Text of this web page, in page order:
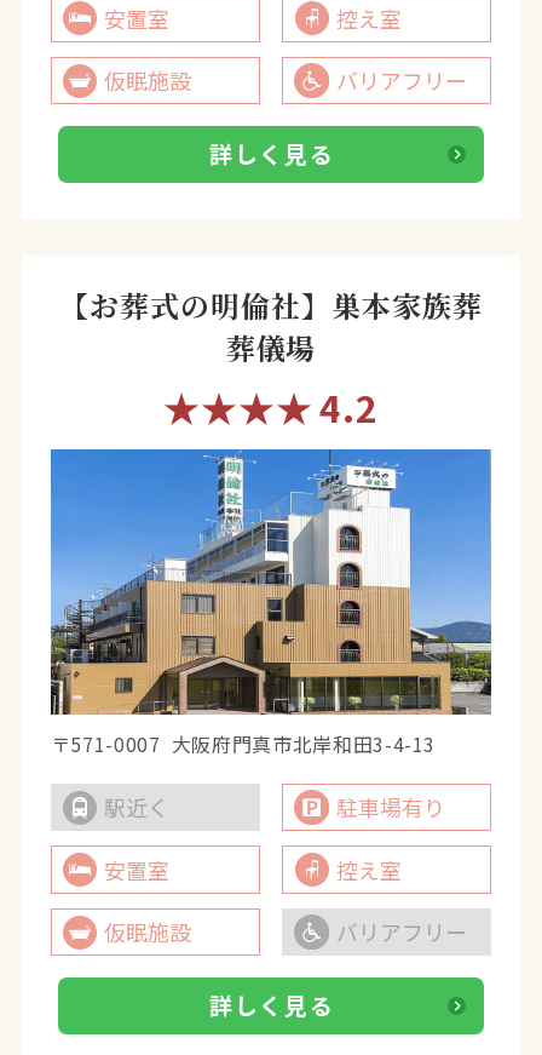
安置室
控え室
仮眠施設
バリアフリー
詳しく見る
【お葬式の明倫社】巣本家族葬
葬儀場
★★★★4.2
〒571-0007 大阪府門真市北岸和田3-4-13
駅近く
駐車場有り
安置室
控え室
仮眠施設
バリアフリー
詳しく見る